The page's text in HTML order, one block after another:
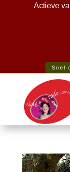
Actieve
Snel